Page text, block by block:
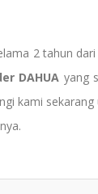
2 tahun
DAHUA yang
kami